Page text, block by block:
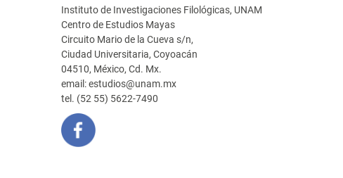
Instituto de Investigaciones Filológicas, UNAM
Centro de Estudios Mayas
Circuito Mario de la Cueva s/n,
Ciudad Universitaria, Coyoacán
04510, México, Cd. Mx.
email: estudios@unam.mx
tel. (52 55) 5622-7490